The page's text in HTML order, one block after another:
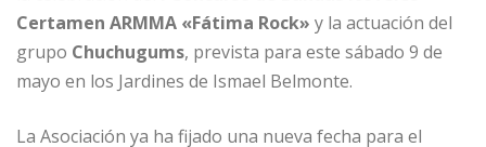
Certamen ARMMA «Fátima Rock» y la actuación del
grupo Chuchugums, prevista para este sábado 9 de
mayo en los Jardines de Ismael Belmonte.
La Asociación ya ha fijado una nueva fecha para el